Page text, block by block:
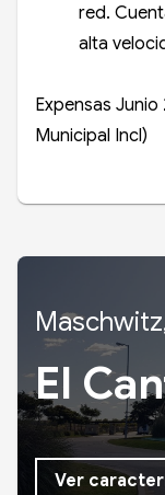
red.
alta
Expensas
Municipal Incl)
El
Ver